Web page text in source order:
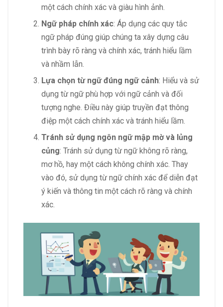
một cách chính xác và giàu hình ảnh.
Ngữ pháp chính xác: Áp dụng các quy tắc
ngữ pháp đúng giúp chúng ta xây dựng câu
trình bày rõ ràng và chính xác, tránh hiểu lầm
và nhầm lẫn.
Lựa chọn từ ngữ đúng ngữ cảnh: Hiểu và sử
dụng từ ngữ phù hợp với ngữ cảnh và đối
tượng nghe. Điều này giúp truyền đạt thông
điệp một cách chính xác và tránh hiểu lầm.
Tránh sử dụng ngôn ngữ mập mờ và lủng
củng: Tránh sử dụng từ ngữ không rõ ràng,
mơ hồ, hay một cách không chính xác. Thay
vào đó, sử dụng từ ngữ chính xác để diễn đạt
ý kiến và thông tin một cách rõ ràng và chính
xác.